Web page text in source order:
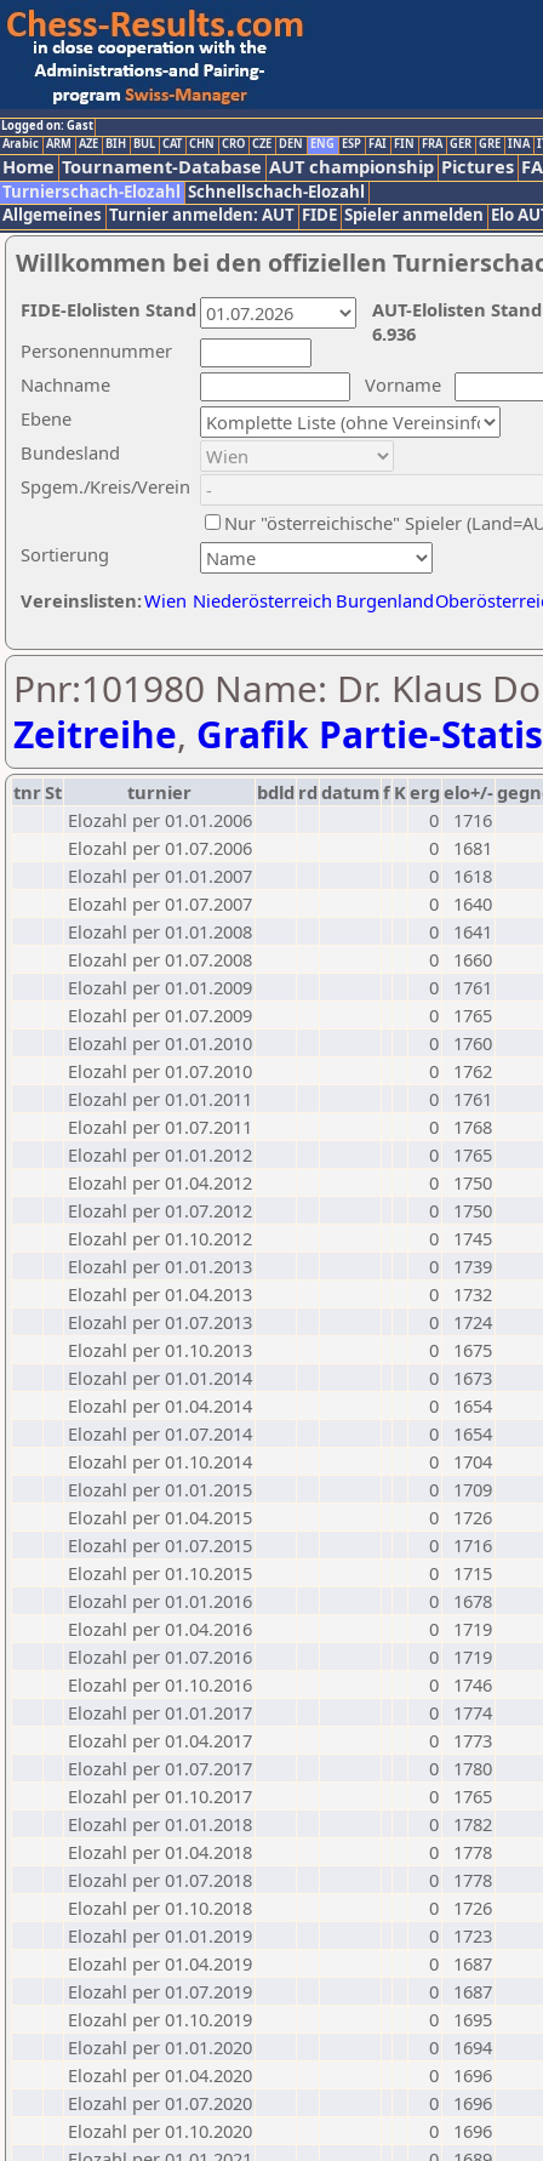
Logged on: Gast
Arabic ARM AZE BIH BUL CAT CHN CRO CZE DEN ENG ESP FAI FIN FRA GER GRE INA
Home Tournament-Database AUT championship Pictures
Turnierschach-Elozahl Schnellschach-Elozahl
Allgemeines Turnier anmelden: AUT FIDE Spieler anmelden Elo
Willkommen bei den offiziellen
Nachname
Vorname
Ebene
Sortierung
Personennummer
Bundesland
Spgem./Kreis/Verein
Nur "österreichische" Spieler
Vereinslisten:Wien Niederösterreich Burgenland
AUT-Elolisten
6.936
FIDE-Elolisten Stand
Pnr:101980 Name: Dr. Klaus
Zeitreihe, Grafik Partie-
tnrSt turnier bdld rd datumf Kerg elo+/-
Elozahl per 01.01.2006
0
1716
Elozahl per 01.07.2006
0
1681
Elozahl per 01.01.2007
0
1618
Elozahl per 01.07.2007
0
1640
Elozahl per 01.01.2008
0
1641
Elozahl per 01.07.2008
0
1660
Elozahl per 01.01.2009
0
1761
Elozahl per 01.07.2009
0
1765
Elozahl per 01.01.2010
0
1760
Elozahl per 01.07.2010
0
1762
Elozahl per 01.01.2011
0
1761
Elozahl per 01.07.2011
0
1768
Elozahl per 01.01.2012
0
1765
Elozahl per 01.04.2012
0
1750
Elozahl per 01.07.2012
0
1750
Elozahl per 01.10.2012
0
1745
Elozahl per 01.01.2013
0
1739
Elozahl per 01.04.2013
0
1732
Elozahl per 01.07.2013
0
1724
Elozahl per 01.10.2013
0
1675
Elozahl per 01.01.2014
0
1673
Elozahl per 01.04.2014
0
1654
Elozahl per 01.07.2014
0
1654
Elozahl per 01.10.2014
0
1704
Elozahl per 01.01.2015
0
1709
Elozahl per 01.04.2015
0
1726
Elozahl per 01.07.2015
0
1716
Elozahl per 01.10.2015
0
1715
Elozahl per 01.01.2016
0
1678
Elozahl per 01.04.2016
0
1719
Elozahl per 01.07.2016
0
1719
Elozahl per 01.10.2016
0
1746
Elozahl per 01.01.2017
0
1774
Elozahl per 01.04.2017
0
1773
Elozahl per 01.07.2017
0
1780
Elozahl per 01.10.2017
0
1765
Elozahl per 01.01.2018
0
1782
Elozahl per 01.04.2018
0
1778
Elozahl per 01.07.2018
0
1778
Elozahl per 01.10.2018
0
1726
Elozahl per 01.01.2019
0
1723
Elozahl per 01.04.2019
0
1687
Elozahl per 01.07.2019
0
1687
Elozahl per 01.10.2019
0
1695
Elozahl per 01.01.2020
0
1694
Elozahl per 01.04.2020
0
1696
Elozahl per 01.07.2020
0
1696
Elozahl per 01.10.2020
0
1696